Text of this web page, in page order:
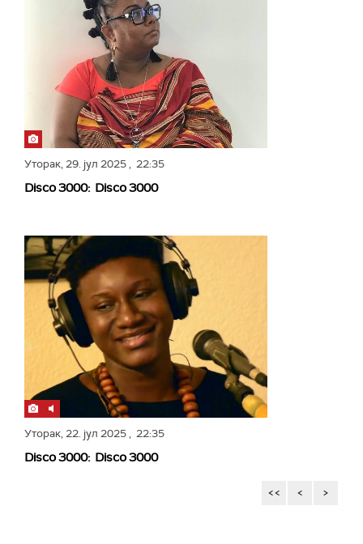
Уторак,29. јул 2025, 22:35
Disco 3000: Disco 3000
Уторак,22. јул 2025, 22:35
Disco 3000: Disco 3000
<< < >